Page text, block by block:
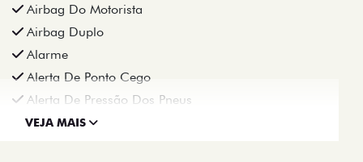
Airbag Do Motorista
Airbag Duplo
Alarme
Alerta De Ponto Cego
Alerta De Pressão Dos Pneus
VEJA MAIS